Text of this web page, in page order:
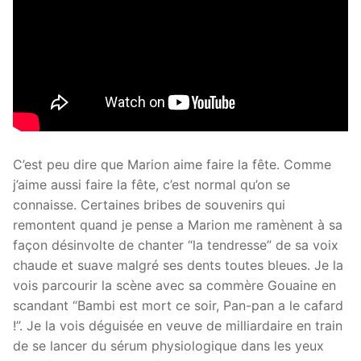
C’est peu dire que Marion aime faire la fête. Comme
j’aime aussi faire la fête, c’est normal qu’on se
connaisse. Certaines bribes de souvenirs qui
remontent quand je pense a Marion me ramènent à sa
façon désinvolte de chanter “la tendresse” de sa voix
chaude et suave malgré ses dents toutes bleues. Je la
vois parcourir la scène avec sa commère Gouaine en
scandant “Bambi est mort ce soir, Pan-pan a le cafard
!”. Je la vois déguisée en veuve de milliardaire en train
de se lancer du sérum physiologique dans les yeux